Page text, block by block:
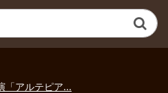
歩 京都・大...
「アルテピア...